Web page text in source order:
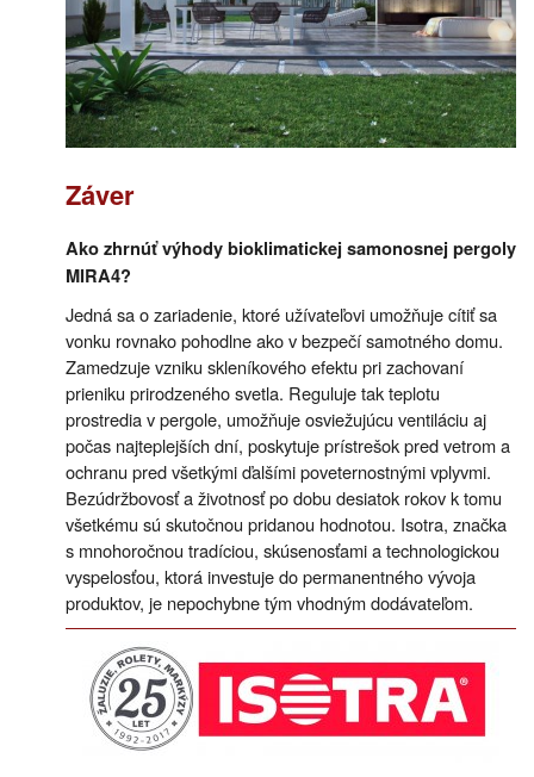
Záver
Ako zhrnúť výhody bioklimatickej samonosnej pergoly
MIRA4?
Jedná sa o zariadenie, ktoré užívateľovi umožňuje cítiť sa
vonku rovnako pohodlne ako v bezpečí samotného domu.
Zamedzuje vzniku skleníkového efektu pri zachovaní
prieniku prirodzeného svetla. Reguluje tak teplotu
prostredia v pergole, umožňuje osviežujúcu ventiláciu aj
počas najteplejších dní, poskytuje prístrešok pred vetrom a
ochranu pred všetkými ďalšími poveternostnými vplyvmi.
Bezúdržbovosť a životnosť po dobu desiatok rokov k tomu
všetkému sú skutočnou pridanou hodnotou. Isotra, značka
s mnohoročnou tradíciou, skúsenosťami a technologickou
vyspelosťou, ktorá investuje do permanentného vývoja
produktov, je nepochybne tým vhodným dodávateľom.